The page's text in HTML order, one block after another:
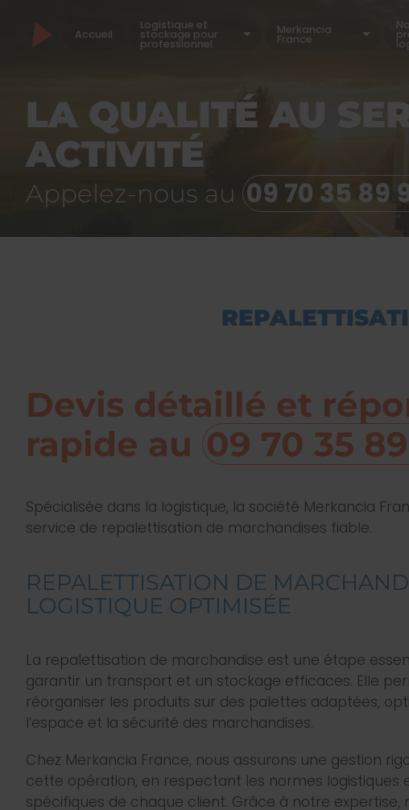
LA QUALITÉ AU
ACTIVITÉ
Appelez-nous au 09 70 35 89
Accueil
Logistique et
stockage pour
professionnel
Merkancia
France
Devis détaillé et
rapide au 09 70 35
Spécialisée dans la logistique, la société Merkancia
service de repalettisation de marchandises fiable.
REPALETTISATION DE
LOGISTIQUE OPTIMISÉE
La repalettisation de marchandise est une étape
garantir un transport et un stockage efficaces. Elle
réorganiser les produits sur des palettes adaptées,
l’espace et la sécurité des marchandises.
Chez Merkancia France, nous assurons une gestion
cette opération, en respectant les normes logistiques
spécifiques de chaque client. Grâce à notre expertise,